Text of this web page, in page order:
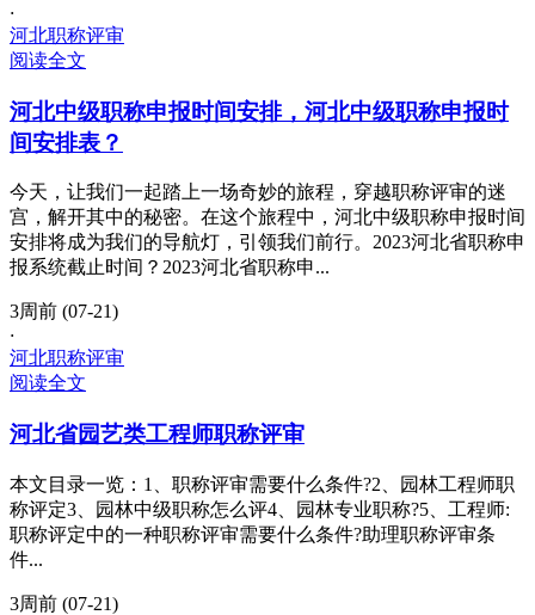
·
河北职称评审
阅读全文
河北中级职称申报时间安排，河北中级职称申报时
间安排表？
今天，让我们一起踏上一场奇妙的旅程，穿越职称评审的迷
宫，解开其中的秘密。在这个旅程中，河北中级职称申报时间
安排将成为我们的导航灯，引领我们前行。2023河北省职称申
报系统截止时间？2023河北省职称申...
3周前 (07-21)
·
河北职称评审
阅读全文
河北省园艺类工程师职称评审
本文目录一览：1、职称评审需要什么条件?2、园林工程师职
称评定3、园林中级职称怎么评4、园林专业职称?5、工程师:
职称评定中的一种职称评审需要什么条件?助理职称评审条
件...
3周前 (07-21)